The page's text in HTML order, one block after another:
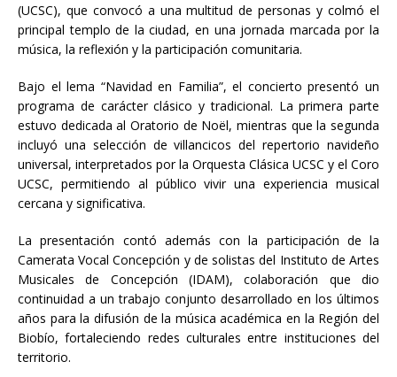
(UCSC), que convocó a una multitud de personas y colmó el
principal templo de la ciudad, en una jornada marcada por la
música, la reflexión y la participación comunitaria.
Bajo el lema “Navidad en Familia”, el concierto presentó un
programa de carácter clásico y tradicional. La primera parte
estuvo dedicada al Oratorio de Noël, mientras que la segunda
incluyó una selección de villancicos del repertorio navideño
universal, interpretados por la Orquesta Clásica UCSC y el Coro
UCSC, permitiendo al público vivir una experiencia musical
cercana y significativa.
La presentación contó además con la participación de la
Camerata Vocal Concepción y de solistas del Instituto de Artes
Musicales de Concepción (IDAM), colaboración que dio
continuidad a un trabajo conjunto desarrollado en los últimos
años para la difusión de la música académica en la Región del
Biobío, fortaleciendo redes culturales entre instituciones del
territorio.